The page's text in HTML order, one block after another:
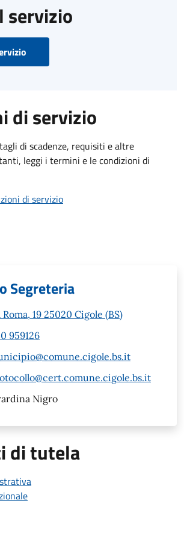
servizio
di servizio
di scadenze, requisiti e altre
leggi i termini e le condizioni di
di servizio
Segreteria
Roma, 19 25020 Cigole (BS)
959126
Nigro
di tutela